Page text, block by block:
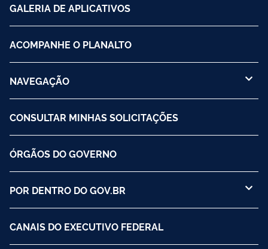
GALERIA DE APLICATIVOS
ACOMPANHE O PLANALTO
NAVEGAÇÃO
CONSULTAR MINHAS SOLICITAÇÕES
ÓRGÃOS DO GOVERNO
POR DENTRO DO GOV.BR
CANAIS DO EXECUTIVO FEDERAL